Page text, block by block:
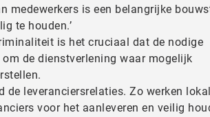
medewerkers is een belangrijke
te houden.’
is het cruciaal dat de nodige
de dienstverlening waar mogelijk
de leveranciersrelaties. Zo werken
voor het aanleveren en veilig